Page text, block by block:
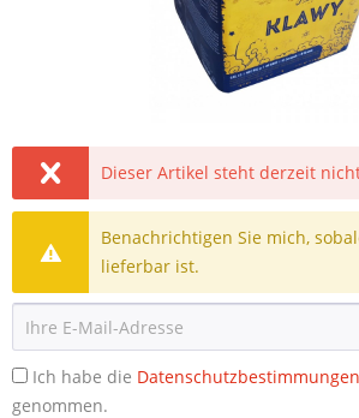
Dieser Artikel steht derzeit
Benachrichtigen Sie mich,
lieferbar ist.
Ich habe die Datenschutzbestimmungen
genommen.